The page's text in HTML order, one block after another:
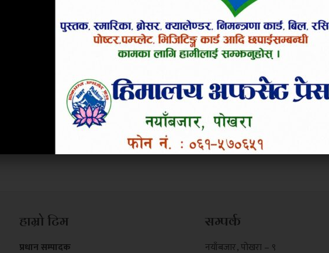
हाम्रो टिम
प्रधान सम्पादक
सम्पर्क
नयाँबजार , पोखरा – ९